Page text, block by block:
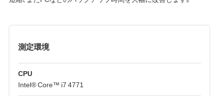
測定環境
CPU
Intel® Core™ i7 4771